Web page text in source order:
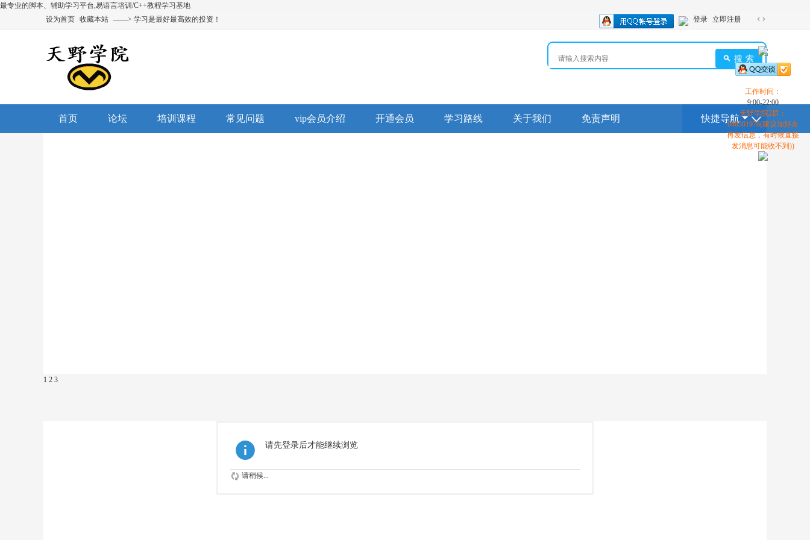
最专业的脚本、辅助学习平台,易语言培训/C++教程学习基地
设为首页 收藏本站 ——> 学习是最好最高效的投资！
换
到
宽
版
登录 立即注册
搜索
首页 论坛 培训课程 常见问题 vip会员介绍 开通会员 学习路线 关于我们 免责声明 快捷导航
1 2 3
请先登录后才能继续浏览
请稍候...
工作时间：
9:00-22:00
天野学院2群：
648301976(建议加好友
再发信息，有时候直接
发消息可能收不到))